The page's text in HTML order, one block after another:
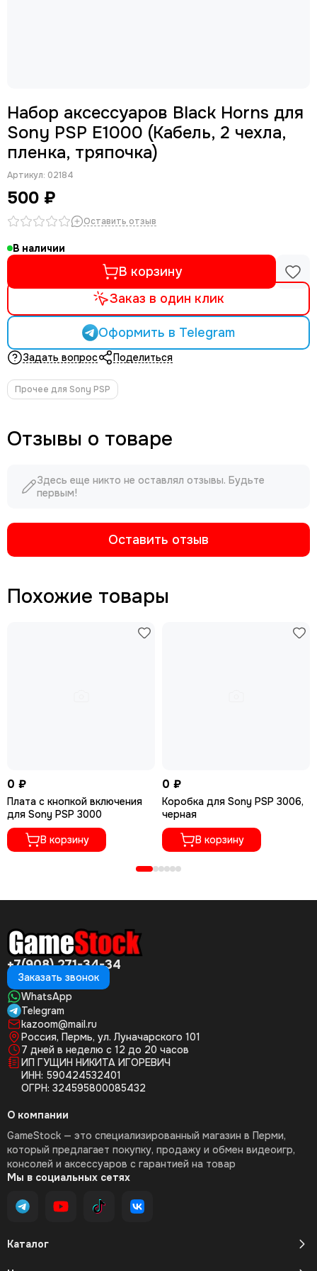
Набор аксессуаров Black Horns для
Sony PSP E1000 (Кабель, 2 чехла,
пленка, тряпочка)
Артикул: 02184
500 ₽
Оставить отзыв
В наличии
В корзину
Заказ в один клик
Оформить в Telegram
Задать вопрос Поделиться
Прочее для Sony PSP
Отзывы о товаре
Здесь еще никто не оставлял отзывы. Будьте
первым!
Оставить отзыв
Похожие товары
0 ₽
Плата с кнопкой включения
для Sony PSP 3000
В корзину
0 ₽
Коробка для Sony PSP 3006,
черная
В корзину
+7(908) 271-34-34
Заказать звонок
WhatsApp
Telegram
kazoom@mail.ru
Россия, Пермь, ул. Луначарского 101
7 дней в неделю с 12 до 20 часов
ИП ГУЩИН НИКИТА ИГОРЕВИЧ
ИНН: 590424532401
ОГРН: 324595800085432
Каталог
О компании
GameStock — это специализированный магазин в Перми,
который предлагает покупку, продажу и обмен видеоигр,
консолей и аксессуаров с гарантией на товар
Мы в социальных сетях